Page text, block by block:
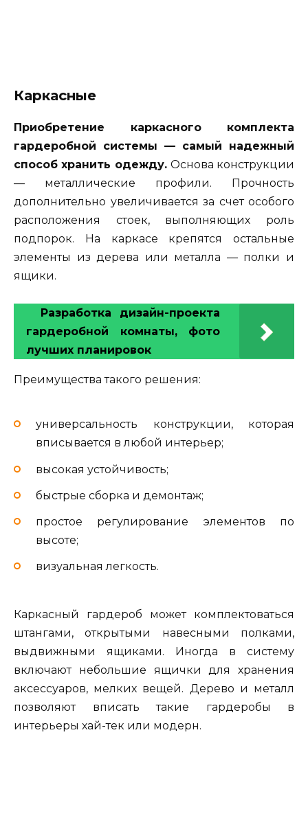
Каркасные
Приобретение каркасного комплекта
гардеробной системы — самый надежный
способ хранить одежду. Основа конструкции
— металлические профили. Прочность
дополнительно увеличивается за счет особого
расположения стоек, выполняющих роль
подпорок. На каркасе крепятся остальные
элементы из дерева или металла — полки и
ящики.
Разработка дизайн-проекта
гардеробной комнаты, фото
лучших планировок
Преимущества такого решения:
универсальность конструкции, которая
вписывается в любой интерьер;
высокая устойчивость;
быстрые сборка и демонтаж;
простое регулирование элементов по
высоте;
визуальная легкость.
Каркасный гардероб может комплектоваться
штангами, открытыми навесными полками,
выдвижными ящиками. Иногда в систему
включают небольшие ящички для хранения
аксессуаров, мелких вещей. Дерево и металл
позволяют вписать такие гардеробы в
интерьеры хай-тек или модерн.